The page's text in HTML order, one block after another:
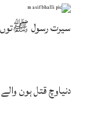
سیرت رسول ﷺتوں
دنیاوچ قتل ہون